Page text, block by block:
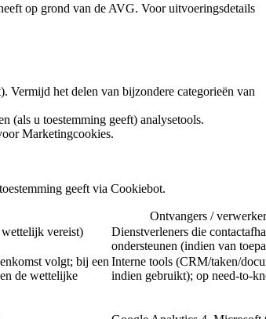
op grond van de AVG. Voor uitvoeringsdetails
Vermijd het delen van bijzondere categorieën van
(als u toestemming geeft) analysetools.
Marketingcookies.
geeft via Cookiebot.
Ontvangers /
wettelijk vereist)
Dienstverleners die
ondersteunen (indien van
volgt; bij een
de wettelijke
Interne tools (CRM/taken/
indien gebruikt); op need-to-